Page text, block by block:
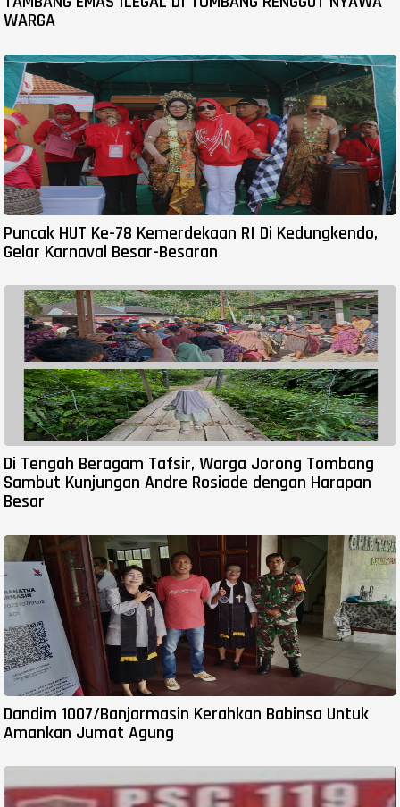
WARGA
Puncak HUT Ke-78 Kemerdekaan RI Di Kedungkendo,
Gelar Karnaval Besar-Besaran
Di Tengah Beragam Tafsir, Warga Jorong Tombang
Sambut Kunjungan Andre Rosiade dengan Harapan
Besar
Dandim 1007/Banjarmasin Kerahkan Babinsa Untuk
Amankan Jumat Agung